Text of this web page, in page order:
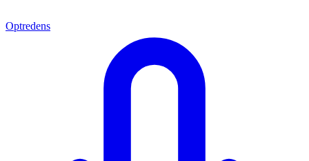
Optredens